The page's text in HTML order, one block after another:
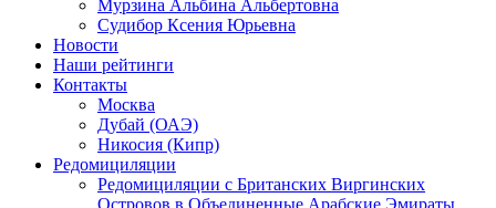
Мурзина Альбина Альбертовна
Судибор Ксения Юрьевна
Новости
Наши рейтинги
Контакты
Москва
Дубай (ОАЭ)
Никосия (Кипр)
Редомициляции
Редомициляции с Британских Виргинских
Островов в Объединенные Арабские Эмираты